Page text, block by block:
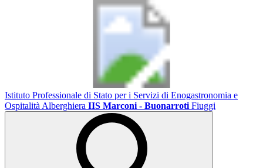
Istituto Professionale di Stato per i Servizi di Enogastronomia e
Ospitalità Alberghiera IIS Marconi - Buonarroti Fiuggi